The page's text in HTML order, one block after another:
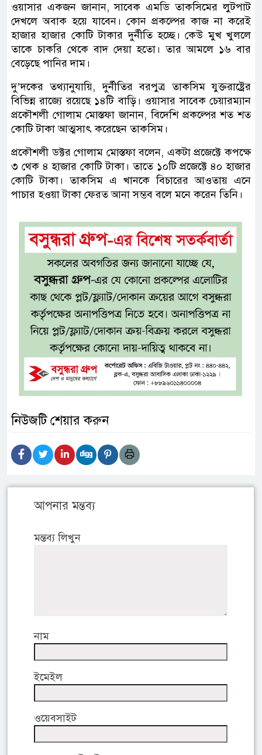
ওয়াসার একজন জানান, সাবেক এমডি তাকসিমের লুটপাট
দেখলে অবাক হয়ে যাবেন। কোন প্রকল্পের কাজ না করেই
হাজার হাজার কোটি টাকার দুর্নীতি হচ্ছে। কেউ মুখ খুললে
তাকে চাকরি থেকে বাদ দেয়া হতো। তার আমলে ১৬ বার
বেড়েছে পানির দাম।
দু’দকের তথ্যানুযায়ি, দুর্নীতির বরপুত্র তাকসিম যুক্তরাষ্ট্রের
বিভিন্ন রাজ্যে রয়েছে ১৪টি বাড়ি। ওয়াসার সাবেক চেয়ারম্যান
প্রকৌশলী গোলাম মোস্তফা জানান, বিদেশি প্রকল্পের শত শত
কোটি টাকা আত্মসাৎ করেছেন তাকসিম।
প্রকৌশলী ডক্টর গোলাম মোস্তফা বলেন, একটা প্রজেক্টে কপক্ষে
৩ থেক ৪ হাজার কোটি টাকা। তাতে ১০টি প্রজেক্টে ৪০ হাজার
কোটি টাকা। তাকসিম এ খানকে বিচারের আওতায় এনে
পাচার হওয়া টাকা ফেরত আনা সম্ভব বলে মনে করেন তিনি।
নিউজটি শেয়ার করুন
আপনার মন্তব্য
মন্তব্য লিখুন
নাম
ইমেইল
ওয়েবসাইট